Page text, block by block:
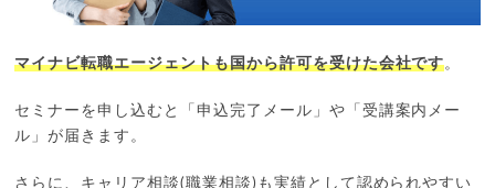
マイナビ転職エージェントも国から許可を受けた会社です。
セミナーを申し込むと「申込完了メール」や「受講案内メー
ル」が届きます。
さらに、キャリア相談(職業相談)も実績として認められやすい